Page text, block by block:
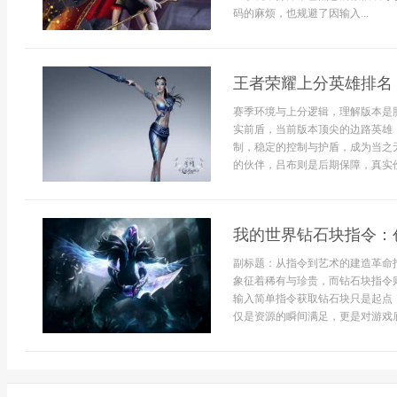
码的麻烦，也规避了因输入...
王者荣耀上分英雄排
赛季环境与上分逻辑，理解版本
实前盾，当前版本顶尖的边路英
制，稳定的控制与护盾，成为当
的伙伴，吕布则是后期保障，真
我的世界钻石块指令
副标题：从指令到艺术的建造革
象征着稀有与珍贵，而钻石块指
输入简单指令获取钻石块只是起
仅是资源的瞬间满足，更是对游戏